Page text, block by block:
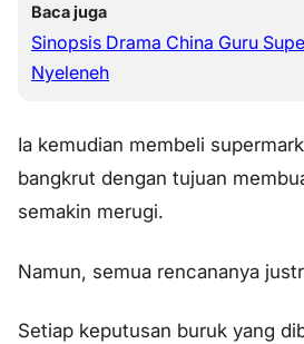
Baca juga
Sinopsis Drama China Guru
Nyeleneh
Ia kemudian membeli
bangkrut dengan tujuan
semakin merugi.
Namun, semua rencananya
Setiap keputusan buruk yang